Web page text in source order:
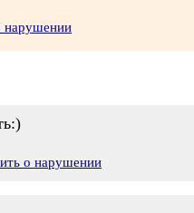
нарушении
о нарушении